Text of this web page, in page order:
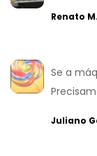
Renato
Se a
Juliano